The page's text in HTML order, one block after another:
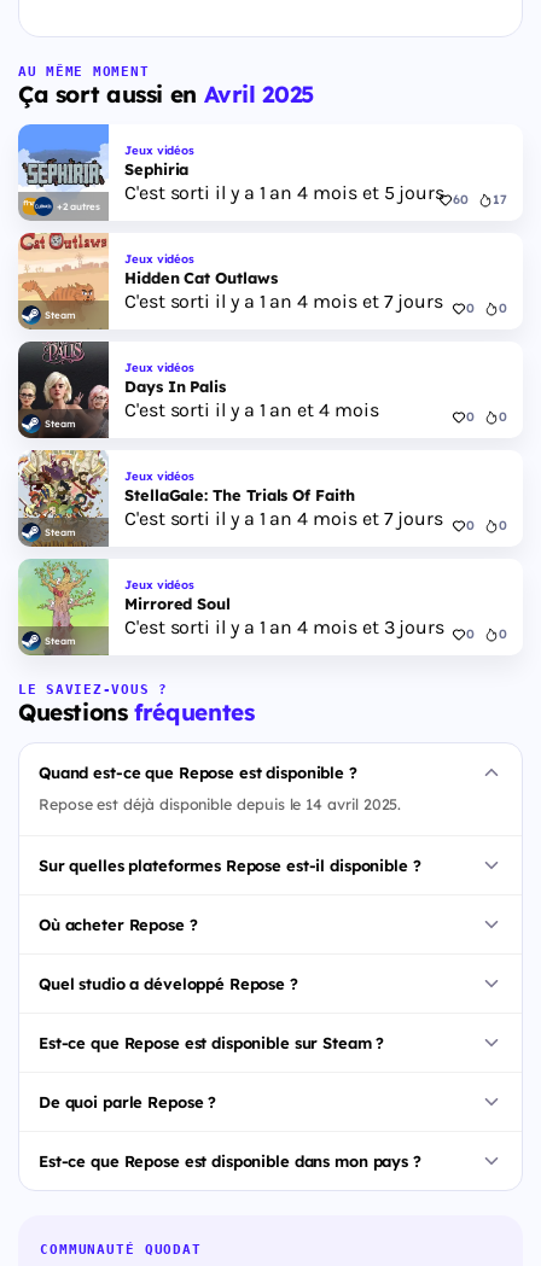
AU MÊME MOMENT
Ça sort aussi en Avril 2025
+2 autres
Jeux vidéos
Sephiria
C'est sorti il y a 1 an 4 mois et 5 jours 60 17
Steam
Jeux vidéos
Hidden Cat Outlaws
C'est sorti il y a 1 an 4 mois et 7 jours 0 0
Steam
Jeux vidéos
Days In Palis
C'est sorti il y a 1 an et 4 mois 0 0
Steam
Jeux vidéos
StellaGale: The Trials Of Faith
C'est sorti il y a 1 an 4 mois et 7 jours 0 0
Steam
Jeux vidéos
Mirrored Soul
C'est sorti il y a 1 an 4 mois et 3 jours 0 0
LE SAVIEZ-VOUS ?
Questionsfréquentes
Quand est-ce que Repose est disponible ?
Repose est déjà disponible depuis le 14 avril 2025.
Sur quelles plateformes Repose est-il disponible ?
Où acheter Repose ?
Quel studio a développé Repose ?
Est-ce que Repose est disponible sur Steam ?
De quoi parle Repose ?
Est-ce que Repose est disponible dans mon pays ?
COMMUNAUTÉ QUODAT